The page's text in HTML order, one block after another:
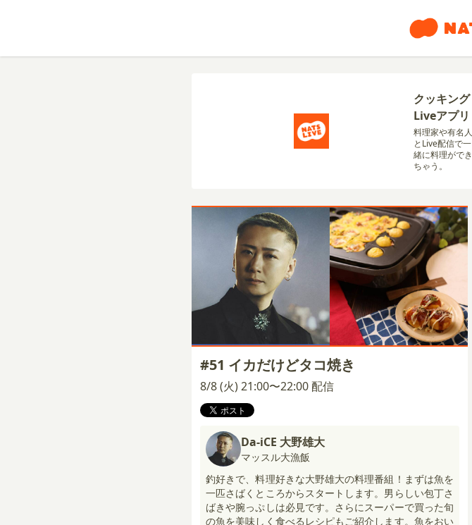
クッキング
Liveアプリ
料理家や有名人
とLive配信で一
緒に料理ができ
ちゃう。
#51 イカだけどタコ焼き
8/8 (火) 21:00〜22:00 配信
Da-iCE 大野雄大
マッスル大漁飯
釣好きで、料理好きな大野雄大の料理番組！まずは魚を
一匹さばくところからスタートします。男らしい包丁さ
ばきや腕っぷしは必見です。さらにスーパーで買った旬
の魚を美味しく食べるレシピもご紹介します。魚をおい